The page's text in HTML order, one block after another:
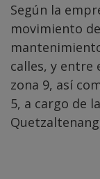
Según la
movimiento
calles, y entre
zona 9, así
5, a cargo de